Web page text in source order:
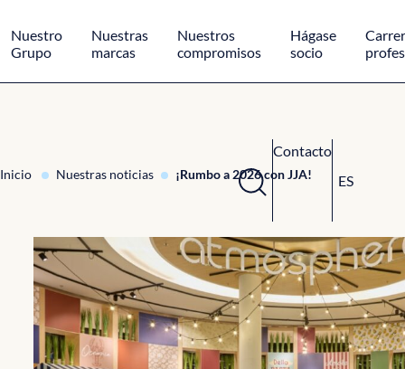
Nuestro
Grupo
Nuestras
marcas
Nuestros
compromisos
Hágase
socio
Contacto
ES
Inicio Nuestras noticias ¡Rumbo a 2026 con JJA!